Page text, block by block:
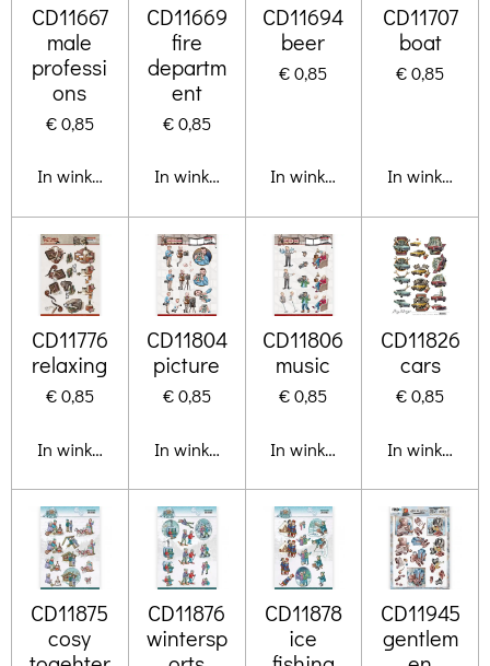
CD11667
male
professi
ons
€ 0,85
In winkelwagen
CD11669
fire
departm
ent
€ 0,85
In winkelwagen
CD11694
beer
€ 0,85
In winkelwagen
CD11707
boat
€ 0,85
In
CD11776
relaxing
€ 0,85
In winkelwagen
CD11804
picture
€ 0,85
In winkelwagen
CD11806
music
€ 0,85
In winkelwagen
CD11826
cars
€ 0,85
In
CD11875
cosy
CD11876
wintersp
CD11878
ice
CD11945
gentlem